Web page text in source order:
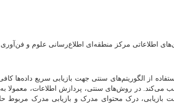
اطلاعاتی مرکز منطقه‌ای اطلاع‌رسانی علوم و فن‌آوری
از الگوریتم‌های سنتی جهت بازیابی سریع داده‌ها
می‌کند. در روش‌های سنتی، پردازش اطلاعات، معمولا
بازیابی، درک محتوای مدرک و بازیابی مدرک مربوط